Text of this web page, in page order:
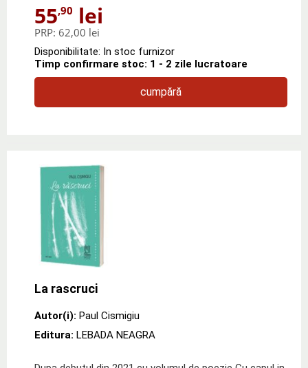
55,90 lei
PRP: 62,00 lei
Disponibilitate: In stoc furnizor
Timp confirmare stoc: 1 - 2 zile lucratoare
cumpără
La rascruci
Autor(i): Paul Cismigiu
Editura: LEBADA NEAGRA